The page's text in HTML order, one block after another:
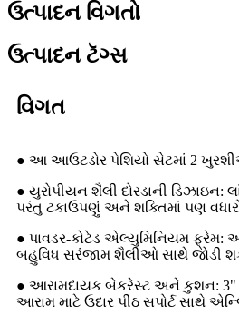
ઉત્પાદન વિગતો
ઉત્પાદન ટૅગ્સ
વિગત
● આ આઉટડોર પેશિયો સેટમાં 2
● યુરોપીયન શૈલી દોરડાની
પરંતુ ટકાઉપણું અને શક્તિમાં પણ
● પાવડર-કોટેડ એલ્યુમિનિયમ ફ્રેમ:
બહુવિધ સરંજામ શૈલીઓ સાથે જોડી
● આરામદાયક બેકરેસ્ટ અને કુશન: 3"
આરામ માટે ઉદાર પીઠ સપોર્ટ સાથે